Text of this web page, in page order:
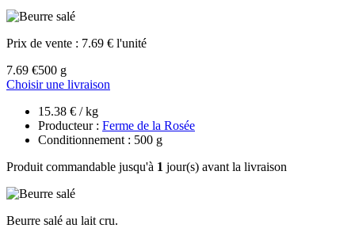
Prix de vente : 7.69 € l'unité
7.69 €500 g
Choisir une livraison
15.38 € / kg
Producteur : Ferme de la Rosée
Conditionnement : 500 g
Produit commandable jusqu'à 1 jour(s) avant la livraison
Beurre salé au lait cru.